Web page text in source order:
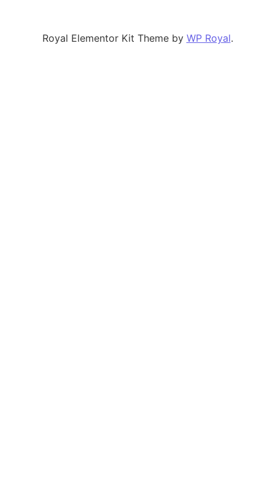
Royal Elementor Kit Theme by WP Royal.